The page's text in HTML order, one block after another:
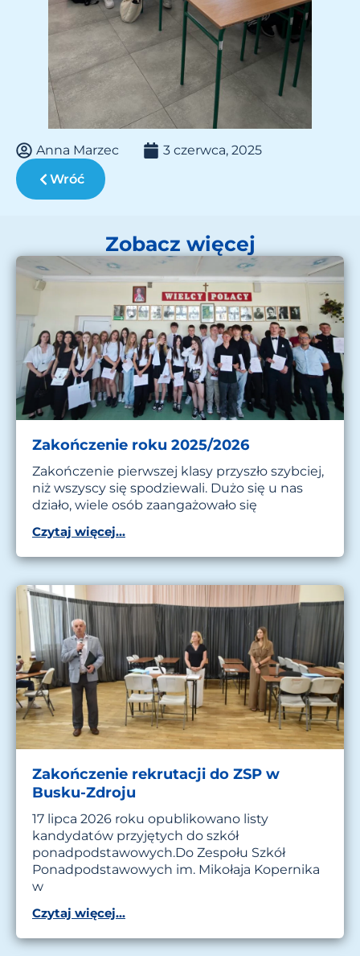
Anna Marzec
3 czerwca, 2025
Wróć
Zobacz więcej
Zakończenie roku 2025/2026
Zakończenie pierwszej klasy przyszło szybciej,
niż wszyscy się spodziewali. Dużo się u nas
działo, wiele osób zaangażowało się
Czytaj więcej...
Zakończenie rekrutacji do ZSP w
Busku-Zdroju
17 lipca 2026 roku opublikowano listy
kandydatów przyjętych do szkół
ponadpodstawowych.Do Zespołu Szkół
Ponadpodstawowych im. Mikołaja Kopernika
w
Czytaj więcej...